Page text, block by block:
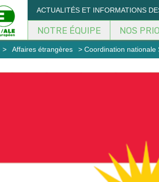
ACTUALITÉS ET INFORMATIONS
NOTRE ÉQUIPE NOS
> Affaires étrangères > Coordination